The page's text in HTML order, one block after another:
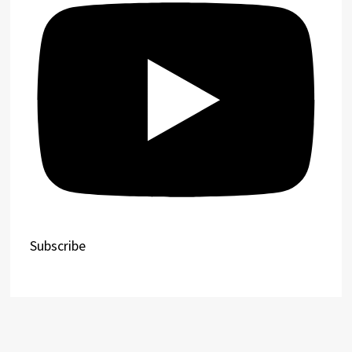
Subscribe